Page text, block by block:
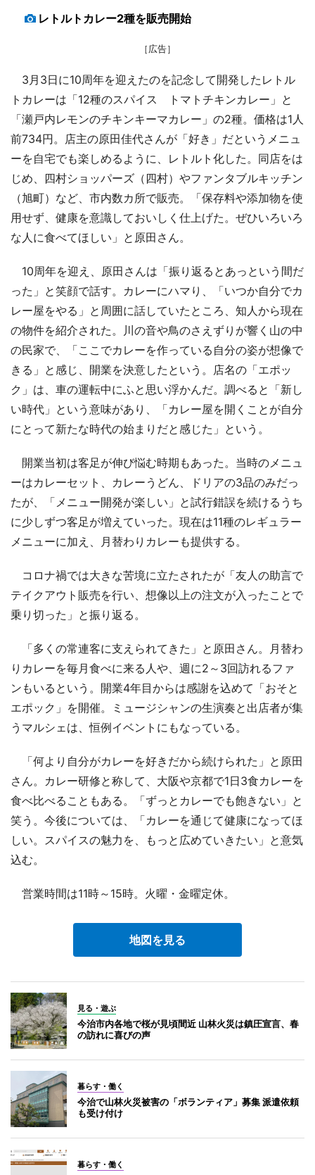
レトルトカレー2種を販売開始
［広告］
3月3日に10周年を迎えたのを記念して開発したレトル
トカレーは「12種のスパイス トマトチキンカレー」と
「瀬戸内レモンのチキンキーマカレー」の2種。価格は1人
前734円。店主の原田佳代さんが「好き」だというメニュ
ーを自宅でも楽しめるように、レトルト化した。同店をは
じめ、四村ショッパーズ（四村）やファンタブルキッチン
（旭町）など、市内数カ所で販売。「保存料や添加物を使
用せず、健康を意識しておいしく仕上げた。ぜひいろいろ
な人に食べてほしい」と原田さん。
10周年を迎え、原田さんは「振り返るとあっという間だ
った」と笑顔で話す。カレーにハマり、「いつか自分でカ
レー屋をやる」と周囲に話していたところ、知人から現在
の物件を紹介された。川の音や鳥のさえずりが響く山の中
の民家で、「ここでカレーを作っている自分の姿が想像で
きる」と感じ、開業を決意したという。店名の「エポッ
ク」は、車の運転中にふと思い浮かんだ。調べると「新し
い時代」という意味があり、「カレー屋を開くことが自分
にとって新たな時代の始まりだと感じた」という。
開業当初は客足が伸び悩む時期もあった。当時のメニュ
ーはカレーセット、カレーうどん、ドリアの3品のみだっ
たが、「メニュー開発が楽しい」と試行錯誤を続けるうち
に少しずつ客足が増えていった。現在は11種のレギュラー
メニューに加え、月替わりカレーも提供する。
コロナ禍では大きな苦境に立たされたが「友人の助言で
テイクアウト販売を行い、想像以上の注文が入ったことで
乗り切った」と振り返る。
「多くの常連客に支えられてきた」と原田さん。月替わ
りカレーを毎月食べに来る人や、週に2～3回訪れるファ
ンもいるという。開業4年目からは感謝を込めて「おそと
エポック」を開催。ミュージシャンの生演奏と出店者が集
うマルシェは、恒例イベントにもなっている。
「何より自分がカレーを好きだから続けられた」と原田
さん。カレー研修と称して、大阪や京都で1日3食カレーを
食べ比べることもある。「ずっとカレーでも飽きない」と
笑う。今後については、「カレーを通じて健康になってほ
しい。スパイスの魅力を、もっと広めていきたい」と意気
込む。
営業時間は11時～15時。火曜・金曜定休。
地図を見る
見る・遊ぶ
今治市内各地で桜が見頃間近 山林火災は鎮圧宣言、春
の訪れに喜びの声
暮らす・働く
今治で山林火災被害の「ボランティア」募集 派遣依頼
も受け付け
暮らす・働く